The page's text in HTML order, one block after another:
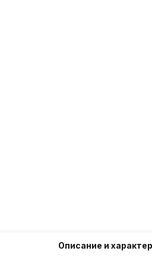
Описание и